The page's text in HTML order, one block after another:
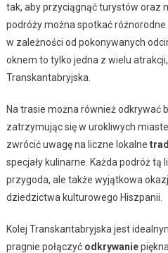
tak, aby przyciągnąć turystów oraz
podróży można spotkać
w zależności od pokonywanych
oknem to tylko jedna z wielu
Transkantabryjska.
Na trasie można również odkrywać
zatrzymując się w urokliwych
zwrócić uwagę na liczne lokalne
specjały kulinarne. Każda podróż tą
przygoda, ale także wyjątkowa
dziedzictwa kulturowego Hiszpanii.
Kolej Transkantabryjska jest
pragnie połączyć odkrywanie